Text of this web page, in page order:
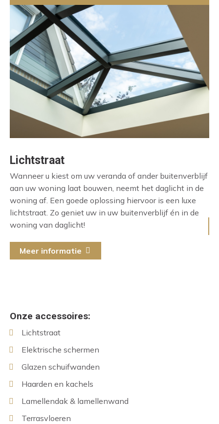
Lichtstraat
Wanneer u kiest om uw veranda of ander buitenverblijf
aan uw woning laat bouwen, neemt het daglicht in de
woning af. Een goede oplossing hiervoor is een luxe
lichtstraat. Zo geniet uw in uw buitenverblijf én in de
woning van daglicht!
Meer informatie
Onze accessoires:
Lichtstraat
Elektrische schermen
Glazen schuifwanden
Haarden en kachels
Lamellendak & lamellenwand
Terrasvloeren